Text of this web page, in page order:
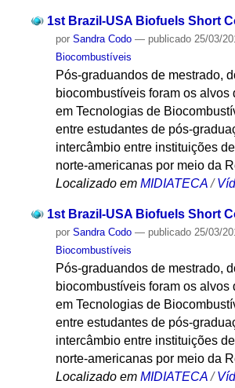
1st Brazil-USA Biofuels Short
porSandra Codo — publicado 25/03/
Biocombustíveis
Pós-graduandos de mestrado,
biocombustíveis foram os
em Tecnologias de
entre estudantes de pós-
intercâmbio entre instituições
norte-americanas por meio da
Localizado em MIDIATECA /
1st Brazil-USA Biofuels Short
porSandra Codo — publicado 25/03/
Biocombustíveis
Pós-graduandos de mestrado,
biocombustíveis foram os
em Tecnologias de
entre estudantes de pós-
intercâmbio entre instituições
norte-americanas por meio da
Localizado em MIDIATECA /